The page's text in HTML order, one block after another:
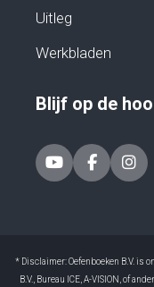
Uitleg
Werkbladen
Blijf op de
* Disclaimer: Oefenboeken B.V. is
B.V., Bureau ICE, A-VISION, of